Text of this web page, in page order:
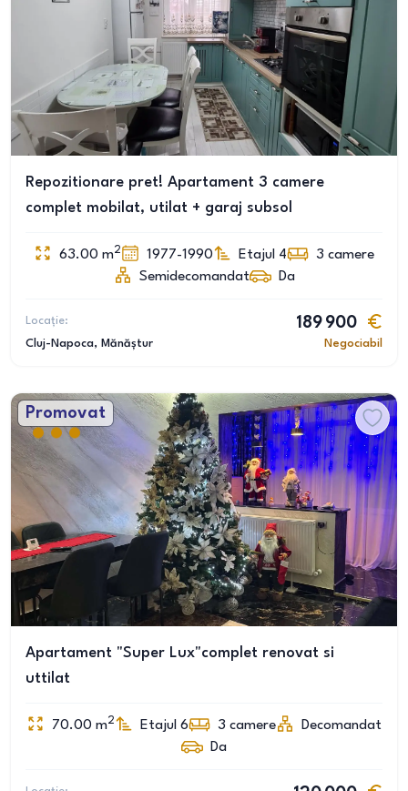
Repozitionare pret! Apartament 3 camere
complet mobilat, utilat + garaj subsol
63.00 m2 1977-1990 Etajul 4 3 camere
Semidecomandat
Da
Locație:
Cluj-Napoca, Mănăștur
189 900
Negociabil
Promovat
Apartament "Super Lux"complet renovat si
uttilat
70.00 m2 Etajul 6 3 camere
Decomandat
Da